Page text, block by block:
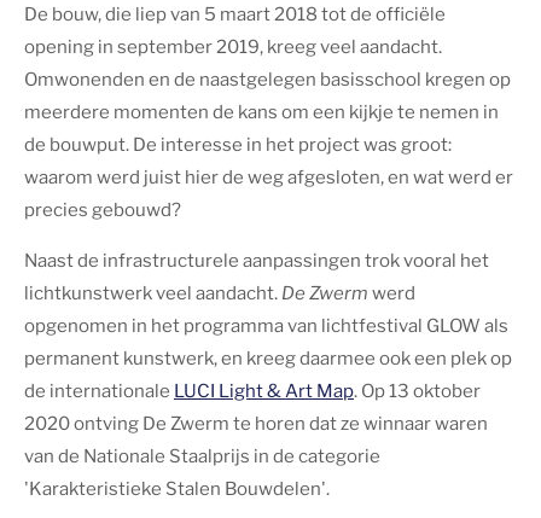
De bouw, die liep van 5 maart 2018 tot de officiële
opening in september 2019, kreeg veel aandacht.
Omwonenden en de naastgelegen basisschool kregen op
meerdere momenten de kans om een kijkje te nemen in
de bouwput. De interesse in het project was groot:
waarom werd juist hier de weg afgesloten, en wat werd er
precies gebouwd?
Naast de infrastructurele aanpassingen trok vooral het
lichtkunstwerk veel aandacht. De Zwerm werd
opgenomen in het programma van lichtfestival GLOW als
permanent kunstwerk, en kreeg daarmee ook een plek op
de internationale LUCI Light & Art Map. Op 13 oktober
2020 ontving De Zwerm te horen dat ze winnaar waren
van de Nationale Staalprijs in de categorie
'Karakteristieke Stalen Bouwdelen'.